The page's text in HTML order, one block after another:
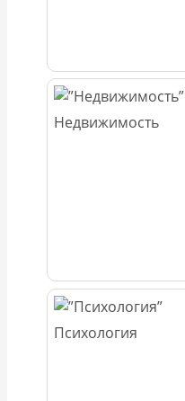
Недвижимость
Психология